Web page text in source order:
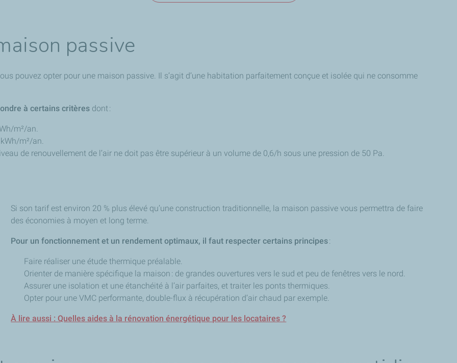
passive
pouvez opter pour une maison passive. Il s’agit d’une habitation parfaitement conçue et isolée qui ne consomme
à certains critères dont :
m²/an.
m²/an.
de renouvellement de l’air ne doit pas être supérieur à un volume de 0,6/h sous une pression de 50 Pa.
Si son tarif est environ 20 % plus élevé qu’une construction traditionnelle, la maison passive vous permettra de faire
des économies à moyen et long terme.
Pour un fonctionnement et un rendement optimaux, il faut respecter certains principes:
Faire réaliser une étude thermique préalable.
Orienter de manière spécifique la maison : de grandes ouvertures vers le sud et peu de fenêtres vers le nord.
Assurer une isolation et une étanchéité à l’air parfaites, et traiter les ponts thermiques.
Opter pour une VMC performante, double-flux à récupération d’air chaud par exemple.
À lire aussi : Quelles aides à la rénovation énergétique pour les locataires ?